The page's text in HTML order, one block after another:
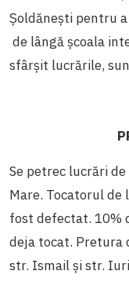
Șoldănești pentru
de lângă școala
sfârșit lucrările,
Se petrec lucrări
Mare. Tocatorul de
fost defectat. 10%
deja tocat.
str. Ismail și str.